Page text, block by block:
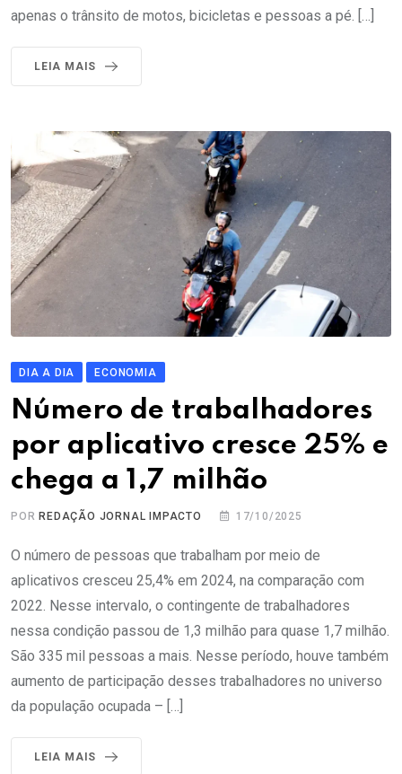
apenas o trânsito de motos, bicicletas e pessoas a pé. […]
LEIA MAIS
DIA A DIA ECONOMIA
Número de trabalhadores
por aplicativo cresce 25% e
chega a 1,7 milhão
POR REDAÇÃO JORNAL IMPACTO 17/10/2025
O número de pessoas que trabalham por meio de
aplicativos cresceu 25,4% em 2024, na comparação com
2022. Nesse intervalo, o contingente de trabalhadores
nessa condição passou de 1,3 milhão para quase 1,7 milhão.
São 335 mil pessoas a mais. Nesse período, houve também
aumento de participação desses trabalhadores no universo
da população ocupada – […]
LEIA MAIS